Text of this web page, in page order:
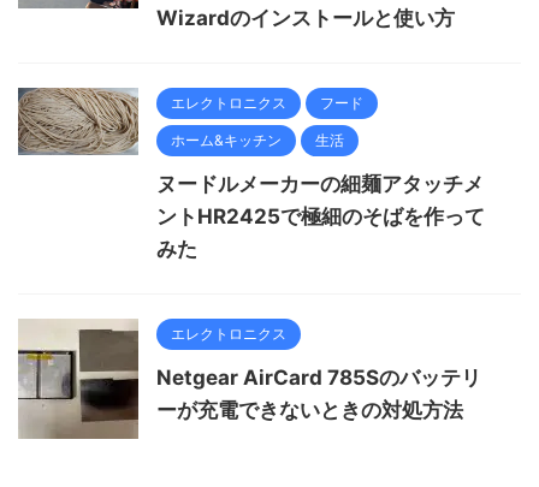
Wizardのインストールと使い方
エレクトロニクス フード
ホーム&キッチン 生活
ヌードルメーカーの細麺アタッチメ
ントHR2425で極細のそばを作って
みた
エレクトロニクス
Netgear AirCard 785Sのバッテリ
ーが充電できないときの対処方法